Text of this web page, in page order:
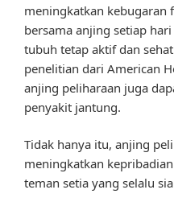
meningkatkan kebugaran
bersama anjing setiap
tubuh tetap aktif dan
penelitian dari American
anjing peliharaan juga
penyakit jantung.
Tidak hanya itu, anjing
meningkatkan
teman setia yang selalu